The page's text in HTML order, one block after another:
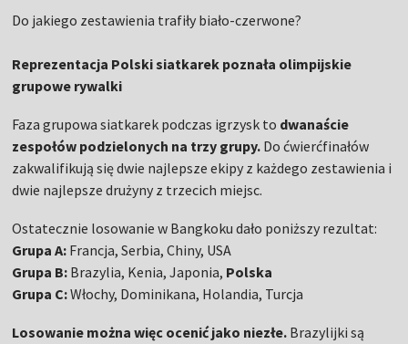
Do jakiego zestawienia trafiły biało-czerwone?
Reprezentacja Polski siatkarek poznała olimpijskie
grupowe rywalki
Faza grupowa siatkarek podczas igrzysk to dwanaście
zespołów podzielonych na trzy grupy. Do ćwierćfinałów
zakwalifikują się dwie najlepsze ekipy z każdego zestawienia i
dwie najlepsze drużyny z trzecich miejsc.
Ostatecznie losowanie w Bangkoku dało poniższy rezultat:
Grupa A: Francja, Serbia, Chiny, USA
Grupa B: Brazylia, Kenia, Japonia, Polska
Grupa C:Włochy, Dominikana, Holandia, Turcja
Losowanie można więc ocenić jako niezłe. Brazylijki są